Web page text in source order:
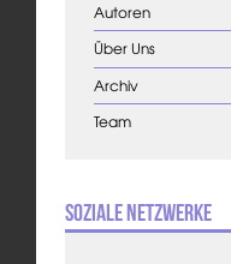
Autoren
Über Uns
Archiv
Team
Soziale Netzwerke